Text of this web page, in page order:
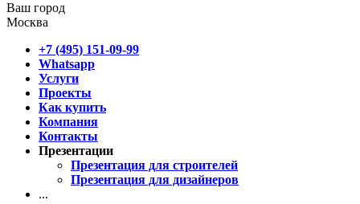
Ваш город
Москва
+7 (495) 151-09-99
Whatsapp
Услуги
Проекты
Как купить
Компания
Контакты
Презентации
Презентация для строителей
Презентация для дизайнеров
...